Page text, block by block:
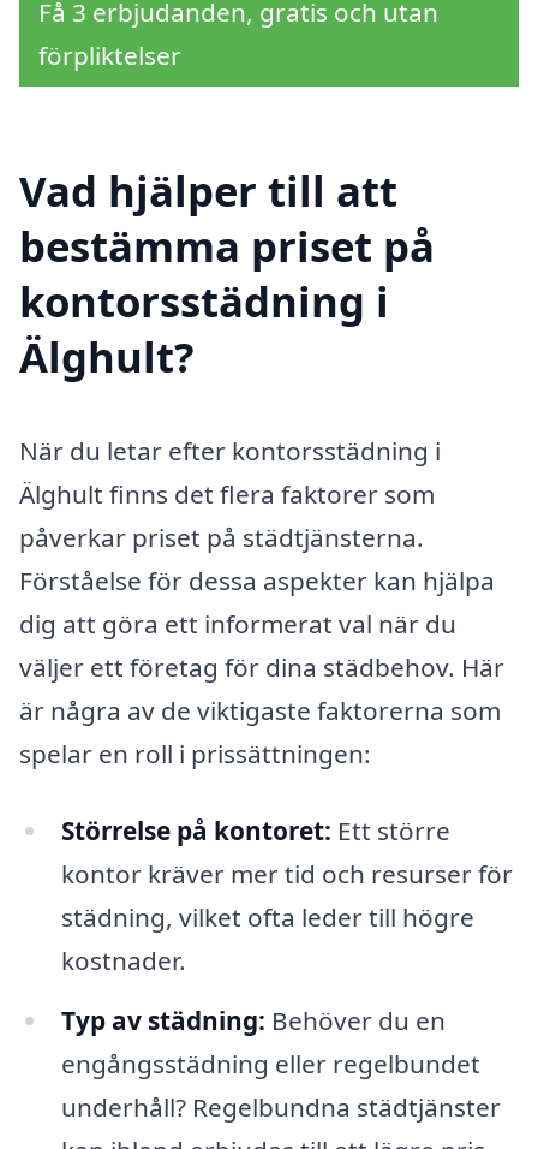
Få 3 erbjudanden, gratis och utan
förpliktelser
Vad hjälper till att
bestämma priset på
kontorsstädning i
Älghult?
När du letar efter kontorsstädning i
Älghult finns det flera faktorer som
påverkar priset på städtjänsterna.
Förståelse för dessa aspekter kan hjälpa
dig att göra ett informerat val när du
väljer ett företag för dina städbehov. Här
är några av de viktigaste faktorerna som
spelar en roll i prissättningen:
Störrelse på kontoret: Ett större
kontor kräver mer tid och resurser för
städning, vilket ofta leder till högre
kostnader.
Typ av städning: Behöver du en
engångsstädning eller regelbundet
underhåll? Regelbundna städtjänster